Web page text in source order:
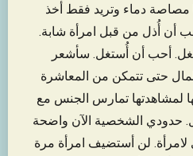
مصاصة دماء وتريد فقط أخذ
أن أُذل من قبل امرأة شابة.
أحب أن أُستغل. سأشعر
المال حتى تتمكن من المعاشرة
لمشاهدتها تمارس الجنس مع
حدودي الشخصية الآن واضحة
لن أستضيف امرأة مرة